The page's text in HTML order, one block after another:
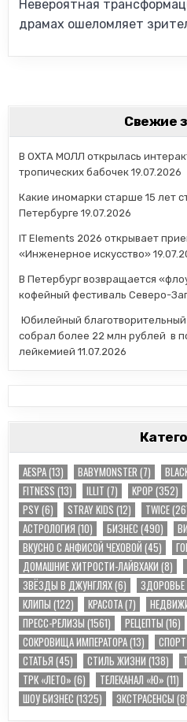
Невероятная
драмах ошеломляет
Свежие
В ОХТА МОЛЛ открылась
тропических бабочек 19.07.2026
Какие иномарки старше 15 лет
Петербурге 19.07.2026
IT Elements 2026 открывает
«Инженерное искусство»
В Петербург возвращается
кофейный фестиваль Северо-
Юбилейный
собрал более 22 млн рублей в
лейкемией 11.07.2026
AESPA(13) BABYMONSTER (7)
FITNESS (13) ILLIT (7) KPOP (352)
PSY(6) STRAY KIDS (12) TWICE
АСТРОЛОГИЯ (10) БИЗНЕС (490)
ВКУСНО С АНФИСОЙ ЧЕХОВОЙ (45)
ДОМАШНИЕ ХИТРОСТИ-ЛАЙВХАКИ (8)
ЗВЁЗДЫ В ДЖУНГЛЯХ(6) ЗДОРОВЬЕ
КЛИПЫ (122) КРАСОТА(7)
ПРЕСС-РЕЛИЗЫ (1561) РЕЦЕПТЫ (16)
СОКРОВИЩА ИМПЕРАТОРА(13) СПОРТ
СТАТЬЯ (45) СТИЛЬ ЖИЗНИ (138)
ТРК «ЛЕТО» (6) ТЕЛЕКАНАЛ «Ю» (11)
ШОУ БИЗНЕС (1325) ЭКСТРАСЕНСЫ (8)